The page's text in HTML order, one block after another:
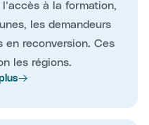
à la formation,
les demandeurs
en reconversion. Ces
les régions.